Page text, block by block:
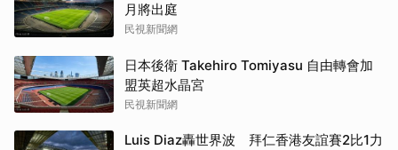
月將出庭
民視新聞網
日本後衛 Takehiro Tomiyasu 自由轉會加
盟英超水晶宮
民視新聞網
Luis Diaz轟世界波 拜仁香港友誼賽2比1力